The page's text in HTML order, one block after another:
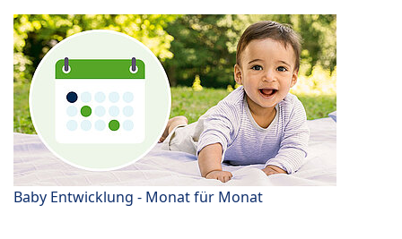
Baby Entwicklung - Monat für Monat